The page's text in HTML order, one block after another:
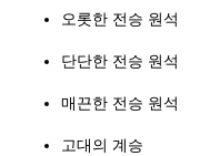
오롯한 전승 원석
단단한 전승 원석
매끈한 전승 원석
고대의 계승